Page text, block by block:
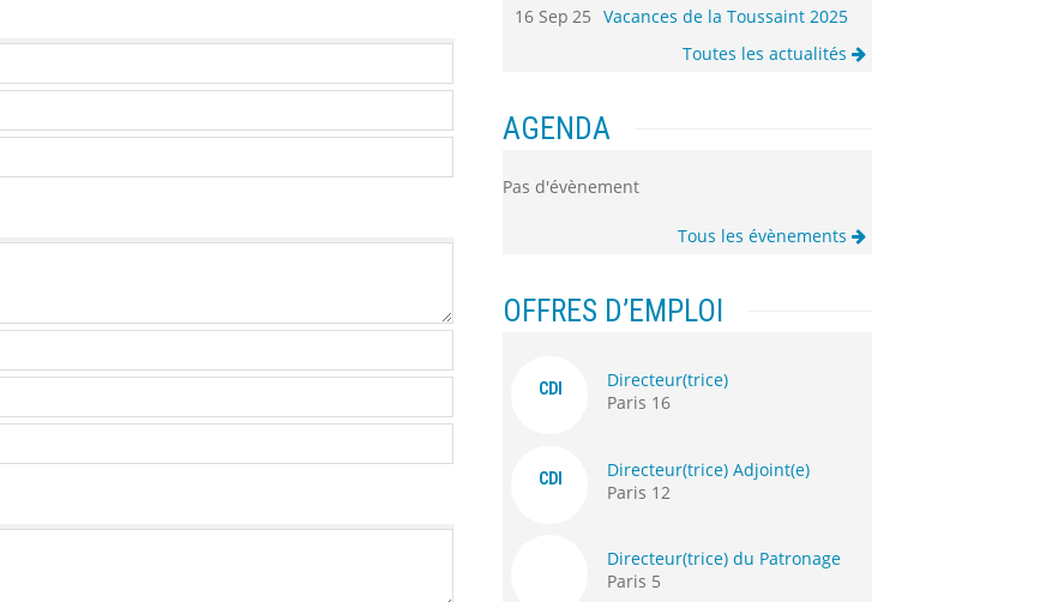
16 Sep 25 Vacances de la Toussaint 2025
Toutes les actualités
AGENDA
Pas d'évènement
Tous les évènements
OFFRES D’EMPLOI
CDI
Directeur(trice)
Paris 16
CDI
Directeur(trice) Adjoint(e)
Paris 12
Directeur(trice) du Patronage
Paris 5